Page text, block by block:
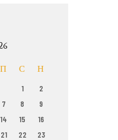
П С Н
1
2
7 8
9
14 15
16
21 22
23